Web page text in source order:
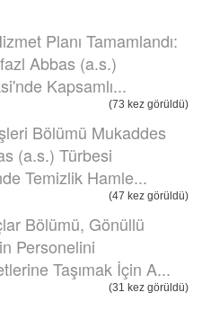
Planı Tamamlandı:
Abbas (a.s.)
Kapsamlı...
(73 kez görüldü)
Bölümü Mukaddes
(a.s.) Türbesi
Temizlik Hamle...
(47 kez görüldü)
Bölümü, Gönüllü
Personelini
Taşımak İçin A...
(31 kez görüldü)